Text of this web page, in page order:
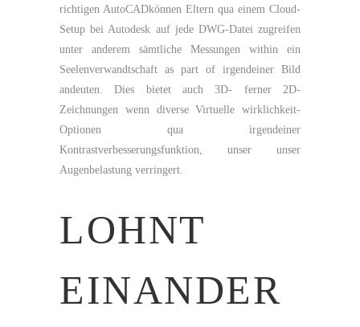
richtigen AutoCADkönnen Eltern qua einem Cloud-
Setup bei Autodesk auf jede DWG-Datei zugreifen
unter anderem sämtliche Messungen within ein
Seelenverwandtschaft as part of irgendeiner Bild
andeuten. Dies bietet auch 3D- ferner 2D-
Zeichnungen wenn diverse Virtuelle wirklichkeit-
Optionen qua irgendeiner
Kontrastverbesserungsfunktion, unser unser
Augenbelastung verringert.
LOHNT
EINANDER